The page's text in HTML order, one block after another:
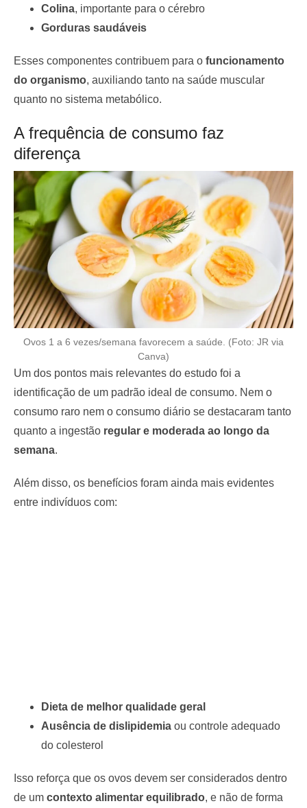
Colina, importante para o cérebro
Gorduras saudáveis
Esses componentes contribuem para o funcionamento
do organismo, auxiliando tanto na saúde muscular
quanto no sistema metabólico.
A frequência de consumo faz
diferença
Ovos 1 a 6 vezes/semana favorecem a saúde. (Foto: JR via
Canva)
Um dos pontos mais relevantes do estudo foi a
identificação de um padrão ideal de consumo. Nem o
consumo raro nem o consumo diário se destacaram tanto
quanto a ingestão regular e moderada ao longo da
semana.
Além disso, os benefícios foram ainda mais evidentes
entre indivíduos com:
Dieta de melhor qualidade geral
Ausência de dislipidemia ou controle adequado
do colesterol
Isso reforça que os ovos devem ser considerados dentro
de um contexto alimentar equilibrado, e não de forma